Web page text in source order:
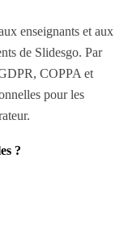
enseignants et aux
de Slidesgo. Par
COPPA et
pour les
?